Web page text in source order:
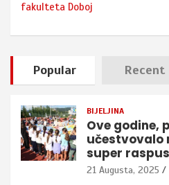
fakulteta Doboj
Popular Recent
BIJELJINA
Ove godine,
učestvovalo
super
21 Augusta, 2025